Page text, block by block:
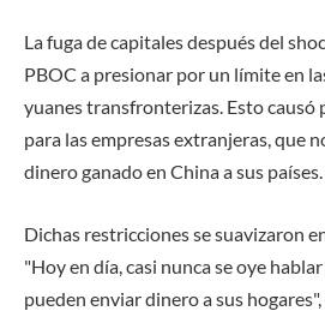
La fuga de capitales después del
PBOC a presionar por un límite en
yuanes transfronterizas. Esto
para las empresas extranjeras, que
dinero ganado en China a sus países.
Dichas restricciones se suavizaron
"Hoy en día, casi nunca se oye
pueden enviar dinero a sus